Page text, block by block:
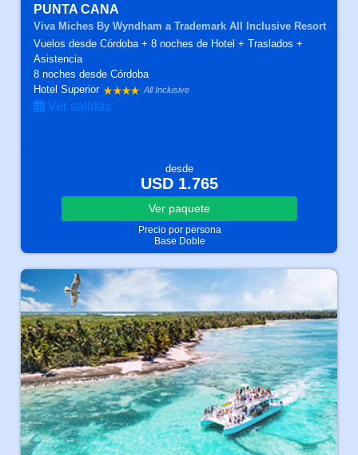
PUNTA CANA
Viva Miches By Wyndham a Trademark All Inclusive Resort
Vuelos desde Córdoba + 8 noches de Hotel + Traslados +
Asistencia
8 nochesdesde Córdoba
Hotel Superior
All Inclusive
Ver salidas
desde
USD 1.765
Ver paquete
Precio por persona
Base Doble